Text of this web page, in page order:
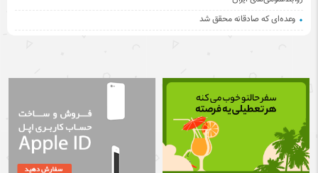
وعده‌ای که صادقانه محقق شد